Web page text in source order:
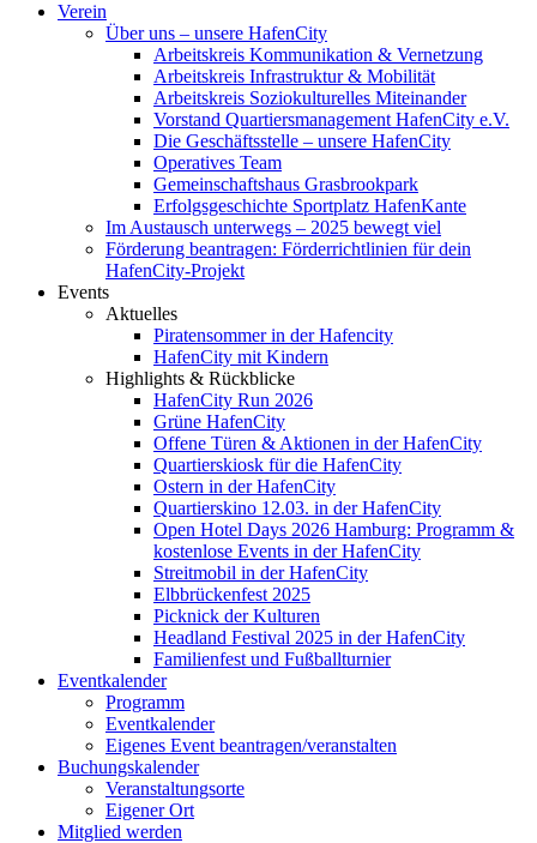
Verein
Über uns – unsere HafenCity
Arbeitskreis Kommunikation & Vernetzung
Arbeitskreis Infrastruktur & Mobilität
Arbeitskreis Soziokulturelles Miteinander
Vorstand Quartiersmanagement HafenCity e.V.
Die Geschäftsstelle – unsere HafenCity
Operatives Team
Gemeinschaftshaus Grasbrookpark
Erfolgsgeschichte Sportplatz HafenKante
Im Austausch unterwegs – 2025 bewegt viel
Förderung beantragen: Förderrichtlinien für dein
HafenCity-Projekt
Events
Aktuelles
Piratensommer in der Hafencity
HafenCity mit Kindern
Highlights & Rückblicke
HafenCity Run 2026
Grüne HafenCity
Offene Türen & Aktionen in der HafenCity
Quartierskiosk für die HafenCity
Ostern in der HafenCity
Quartierskino 12.03. in der HafenCity
Open Hotel Days 2026 Hamburg: Programm &
kostenlose Events in der HafenCity
Streitmobil in der HafenCity
Elbbrückenfest 2025
Picknick der Kulturen
Headland Festival 2025 in der HafenCity
Familienfest und Fußballturnier
Eventkalender
Programm
Eventkalender
Eigenes Event beantragen/veranstalten
Buchungskalender
Veranstaltungsorte
Eigener Ort
Mitglied werden